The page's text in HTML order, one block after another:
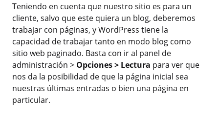
Teniendo en cuenta que nuestro sitio es para un
cliente, salvo que este quiera un blog, deberemos
trabajar con páginas, y WordPress tiene la
capacidad de trabajar tanto en modo blog como
sitio web paginado. Basta con ir al panel de
administración > Opciones > Lectura para ver que
nos da la posibilidad de que la página inicial sea
nuestras últimas entradas o bien una página en
particular.